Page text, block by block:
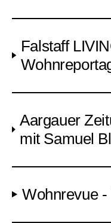
Falstaff
Aargauer
mit Samuel
Wohnrevue